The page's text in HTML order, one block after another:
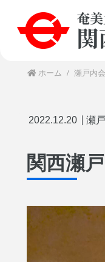
ホーム 瀬戸内
2022.12.20 瀬
関西瀬